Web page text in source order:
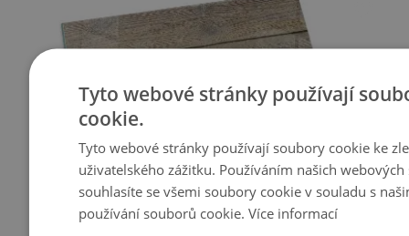
Tyto webové stránky používají
cookie.
Tyto webové stránky používají soubory cookie ke
uživatelského zážitku. Používáním našich webových
souhlasíte se všemi soubory cookie v souladu s
používání souborů cookie.Více informací